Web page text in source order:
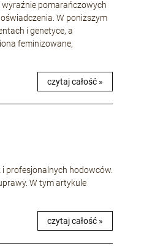
pomarańczowych
W poniższym
i genetyce, a
feminizowane,
czytaj całość »
profesjonalnych hodowców.
W tym artykule
czytaj całość »